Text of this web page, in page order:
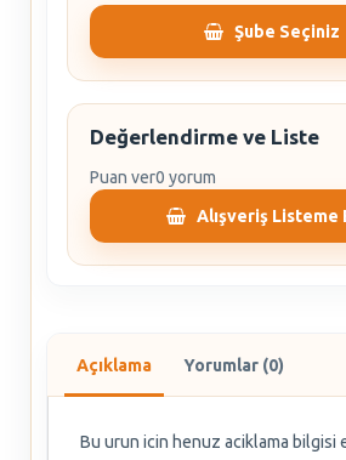
Şube Seçiniz
Değerlendirme ve Liste
Puan ver0 yorum
Alışveriş Listeme
Açıklama Yorumlar (0)
Bu urun icin henuz aciklama bilgisi